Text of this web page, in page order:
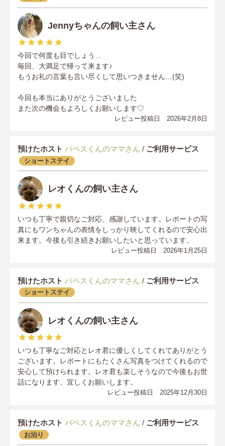
Jennyちゃんの飼い主さん
今回で何度も目でしょう…
毎回、大満足で帰って来ます♪
もうお礼の言葉も言い尽くして思いつきません…(笑)
今回も本当にありがとうございました
また次の機会もよろしくお願いします♡
レビュー投稿日 2026年2月8日
預けたホスト パペスくんのママさん / ご利用サービス
ショートステイ
レオくんの飼い主さん
いつも丁寧で親切なご対応、感謝しています。レポートの写
真にもワンちゃんの表情をしっかり映してくれるので安心出
来ます。今後も引き続きお願いしたいと思っています。
レビュー投稿日 2026年1月25日
預けたホスト パペスくんのママさん / ご利用サービス
ショートステイ
レオくんの飼い主さん
いつも丁寧なご対応とレオ君に優しくしてくれてありがとう
ございます。レポートにもたくさん写真をつけてくれるので
安心して預けられます。レオ君も楽しそうなので今後もお世
話になります、宜しくお願いします。
レビュー投稿日 2025年12月30日
預けたホスト パペスくんのママさん / ご利用サービス
お泊り